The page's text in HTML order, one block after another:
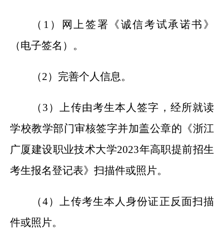
（1）网上签署《诚信考试承诺书》
（电子签名）。
（2）完善个人信息。
（3）上传由考生本人签字，经所就读
学校教学部门审核签字并加盖公章的《浙江
广厦建设职业技术大学2023年高职提前招生
考生报名登记表》扫描件或照片。
（4）上传考生本人身份证正反面扫描
件或照片。